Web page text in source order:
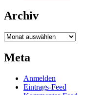
Archiv
Archiv
Meta
Anmelden
Eintrags-Feed